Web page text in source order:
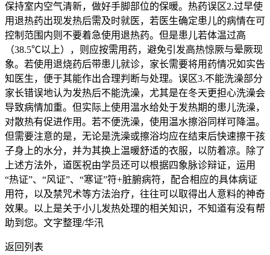
保持室内空气清新，做好手脚部位的保暖。热药误区2.过早使
用退热药出现发热后需及时就医，若医生确定患儿的病情在可
控制范围内则不要着急使用退热药。但是患儿若体温过高
（38.5℃以上），则应按需用药，避免引发高热惊厥与晕厥现
象。若使用退烧药后带患儿就诊，家长需要将用药情况如实告
知医生，便于其能作出合理判断与处理。误区3.不能洗澡部分
家长错误地认为发热后不能洗澡，尤其是在冬天更担心洗澡会
导致病情加重。但实际上使用温水给处于发热期的患儿洗澡，
对散热有促进作用。若不便洗澡，使用温水擦浴同样可降温。
但需要注意的是，无论是洗澡或擦浴均应在结束后快速擦干孩
子身上的水分，并为其换上温暖舒适的衣服，以防着凉。除了
上述方法外，道医祝由学员还可以根据四象脉诊辩证，运用
“热证”、“风证”、“寒证”符+脏腑病符，配合相应的具体病证
用符，以及禁咒术等方法治疗，往往可以取得出人意料的神奇
效果。以上是关于小儿发热处理的相关知识，不知道有没有帮
助到您。文字整理/华汛
返回列表